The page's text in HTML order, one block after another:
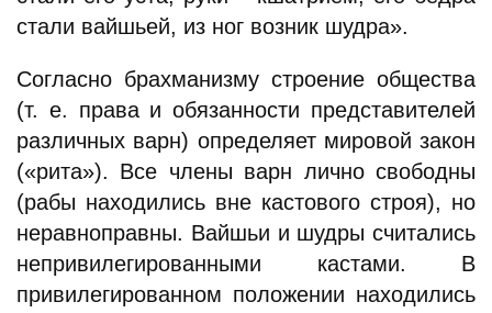
стали вайшьей, из ног возник шудра».
Согласно брахманизму строение общества
(т. е. права и обязанности представителей
различных варн) определяет мировой закон
(«рита»). Все члены варн лично свободны
(рабы находились вне кастового строя), но
неравноправны. Вайшьи и шудры считались
непривилегированными кастами. В
привилегированном положении находились